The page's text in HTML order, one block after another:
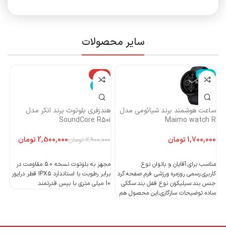
سایر محصولات
ناموجود
ساعت هوشمند برند شیائومی مدل
Maimo watch R
تومان
مناسب برای:آقایان و بانوان نوع
کاربری:رسمی روزمره ورزشی فرم صفحه:گرد
جنس بند:سیلیکون نوع قفل بند:سگکی
ساده توضیحات سازگاری;این محصول هم
-14%
ناموجود
هندزفری بلوتوث برند انکر مدل
SoundCore R50i
2,900,000 تومان2,500,000تومان
مجهز به بلوتوث نسخه 5.0 مقاومت در
برابر رطوبت با استاندارد IPX5 قطر درایور
10 میلی متری با بیس قدرتمند